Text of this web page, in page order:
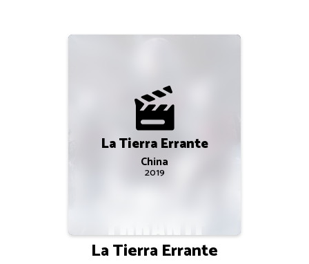
La Tierra Errante
China
2019
La Tierra Errante